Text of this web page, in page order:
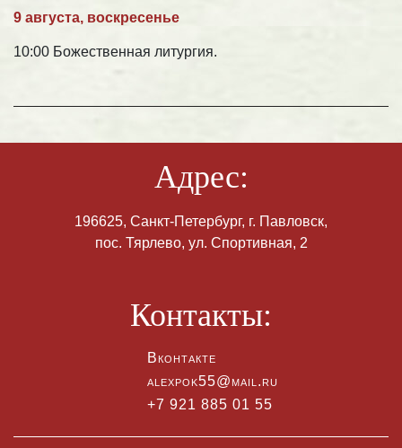
9 августа, воскресенье
10:00 Божественная литургия.
Адрес:
196625, Санкт-Петербург, г. Павловск,
пос. Тярлево, ул. Спортивная, 2
Контакты:
Вконтакте
alexpok55@mail.ru
+7 921 885 01 55